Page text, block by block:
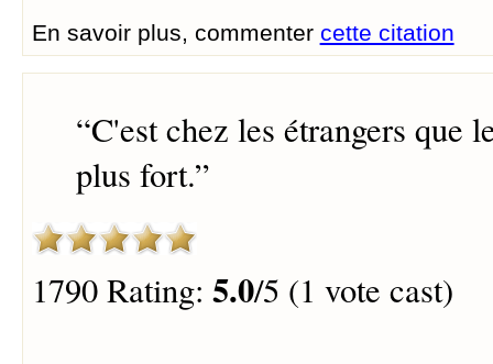
En savoir plus, commenter cette citation
“C'est chez les étrangers que
plus fort.”
1790 Rating: 5.0/5 (1 vote cast)